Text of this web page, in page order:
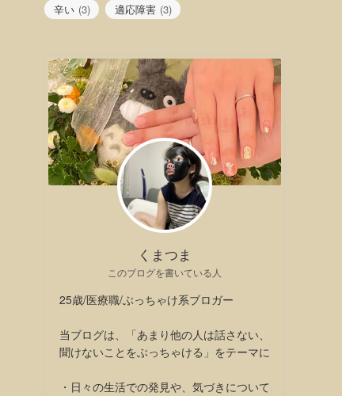
辛い (3) 適応障害 (3)
くまつま
このブログを書いている人
25歳/医療職/ぶっちゃけ系ブロガー
当ブログは、「あまり他の人は話さない、
聞けないことをぶっちゃける」をテーマに
・日々の生活での発見や、気づきについて